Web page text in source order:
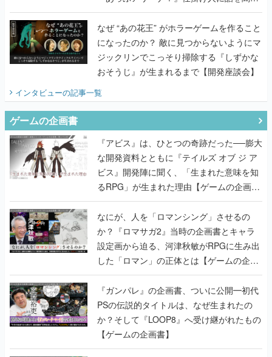
てみた
なぜ “あの花王” がホラーゲームを作ること
になったのか？ 敵に見つからないようにマ
ジックリンでこっそり掃除する『しずかな
おそうじ』が生まれるまで【開発座談会】
インタビューの記事一覧
ゲームの企画書
『アビス』は、ひとつの奇跡だった──膨大
な開発資料とともに『テイルズ オブ ジ ア
ビス』開発陣に聞く、「生まれた意味を知
るRPG」が生まれた理由【ゲームの企画
書】
なにが、人を「ロマンシング」させるの
か？『ロマサガ2』当時の企画書とキャラ
設定画から迫る、河津秋敏がRPGに生み出
した「ロマン」の正体とは【ゲームの企画
書】
『ガンパレ』の企画書、ついに公開━初代
PSの伝説的タイトルは、なぜ生まれたの
か？そして『LOOP8』へ受け継がれたもの
【ゲームの企画書】